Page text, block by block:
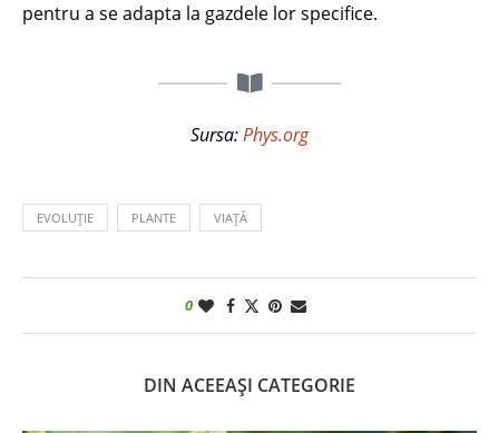
pentru a se adapta la gazdele lor specifice.
Sursa:Phys.org
EVOLUȚIE PLANTE VIAȚĂ
0
DIN ACEEAȘI CATEGORIE